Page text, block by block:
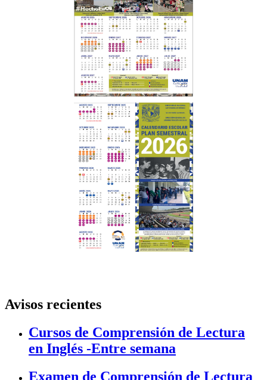
Avisos recientes
Cursos de Comprensión de Lectura
en Inglés -Entre semana
Examen de Comprensión de Lectura